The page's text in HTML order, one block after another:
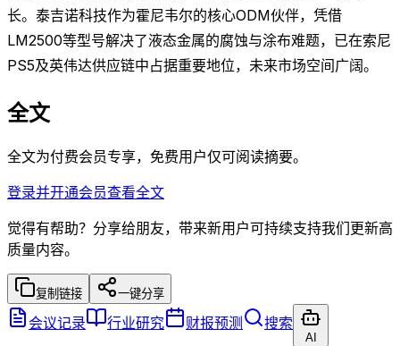
长。泰吉诺科技作为霍尼韦尔的核心ODM伙伴，凭借
LM2500等型号解决了液态金属的腐蚀与涂布难题，已在索尼
PS5及英伟达供应链中占据重要地位，未来市场空间广阔。
全文
全文为付费会员专享，免费用户仅可阅读摘要。
登录并开通会员查看全文
觉得有帮助？分享给朋友，带来新用户可持续支持我们更新高
质量内容。
复制链接 一键分享
会议记录 行业研究 财报预测 搜索
AI